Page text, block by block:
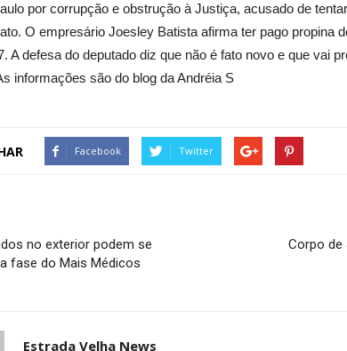
por corrupção e obstrução à Justiça, acusado de
O empresário Joesley Batista afirma ter pago propina
A defesa do deputado diz que não é fato novo e que vai
informações são do blog da Andréia S
Facebook Twitter
no exterior podem se
fase do Mais Médicos
Corpo de
Estrada Velha News